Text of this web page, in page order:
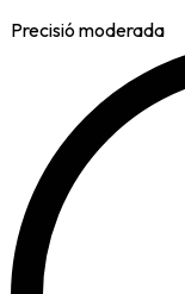
Precisió moderada